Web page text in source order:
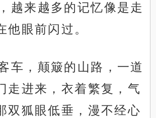
越来越多的记忆像是走
他眼前闪过。
车，颠簸的山路，一道
走进来，衣着繁复，气
双狐眼低垂，漫不经心